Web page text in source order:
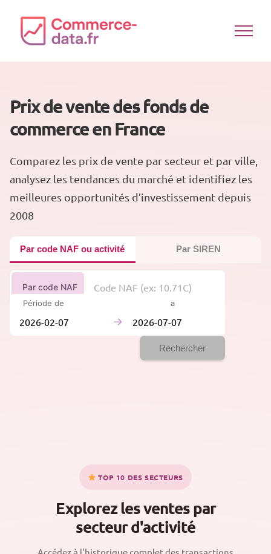
contenu
Prix de vente des fonds de
commerce en France
Comparez les prix de vente par secteur et par ville,
analysez les tendances du marché et identifiez les
meilleures opportunités d’investissement depuis
2008
Par code NAF ou activité Par SIREN
Par code NAF
Période de à
→
Rechercher
TOP 10 DES SECTEURS
Explorez les ventes par
secteur d'activité